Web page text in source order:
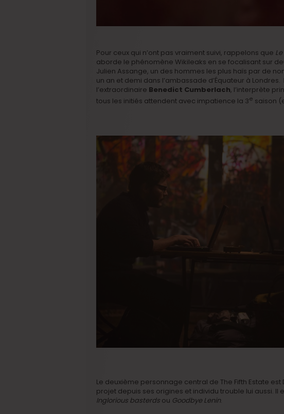
Pour ceux qui n’ont pas vraiment suivi, rappelons que
aborde le phénomène Wikileaks en se focalisant sur
Julien Assange, un des hommes les plus haïs par de
un an et demi dans l’ambassade d’Équateur à
l’extraordinaire Benedict Cumberlach, l’interprète
tous les initiés attendent avec impatience la 3e saison
Le deuxième personnage central de The Fifth Estate
projet depuis ses origines et individu trouble lui aussi. Il
Inglorious basterds ou Goodbye Lenin.